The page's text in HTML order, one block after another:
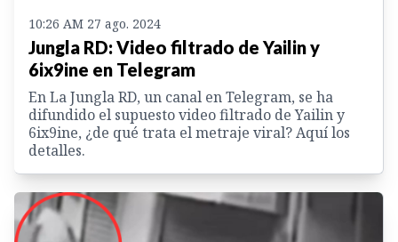
10:26 AM 27 ago. 2024
Jungla RD: Video filtrado de Yailin y
6ix9ine en Telegram
En La Jungla RD, un canal en Telegram, se ha
difundido el supuesto video filtrado de Yailin y
6ix9ine, ¿de qué trata el metraje viral? Aquí los
detalles.